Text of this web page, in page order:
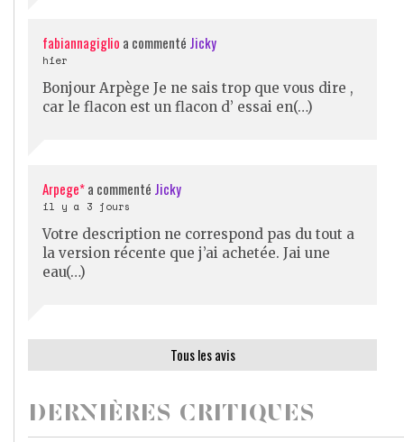
fabiannagiglio a commenté Jicky
hier
Bonjour Arpège Je ne sais trop que vous dire ,
car le flacon est un flacon d’ essai en(…)
Arpege*a commenté Jicky
il y a 3 jours
Votre description ne correspond pas du tout a
la version récente que j’ai achetée. Jai une
eau(…)
Tous les avis
DERNIÈRES CRITIQUES